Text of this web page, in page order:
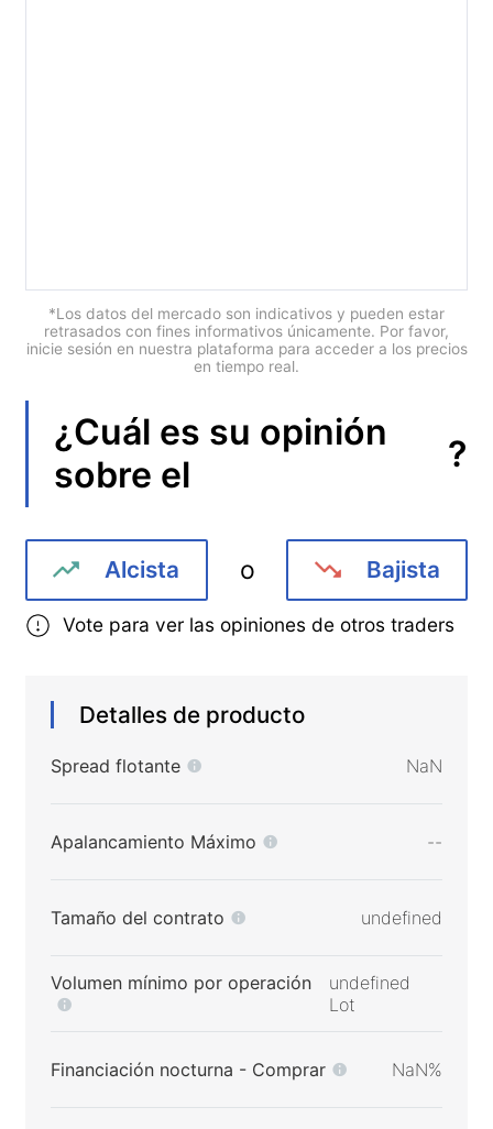
Bahasa Indonesia
Bahasa Melayu
हिन्दी
*Los datos del mercado son indicativos y pueden estar
retrasados con fines informativos únicamente. Por favor,
inicie sesión en nuestra plataforma para acceder a los precios
en tiempo real.
¿Cuál es su opinión
sobre el
?
Alcista o Bajista
Vote para ver las opiniones de otros traders
Detalles de producto
Spread flotante NaN
Apalancamiento Máximo --
Tamaño del contrato undefined
Volumen mínimo por operación
undefined
Lot
Financiación nocturna - Comprar NaN%